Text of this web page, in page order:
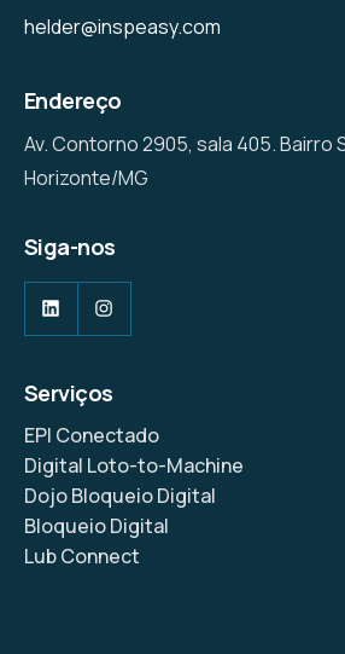
helder@inspeasy.com
Endereço
Av. Contorno 2905, sala 405. Bairro
Horizonte/MG
Siga-nos
LinkedInInstagram
Serviços
EPI Conectado
Digital Loto-to-Machine
Dojo Bloqueio Digital
Bloqueio Digital
Lub Connect